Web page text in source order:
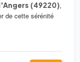
(49220),
de cette sérénité